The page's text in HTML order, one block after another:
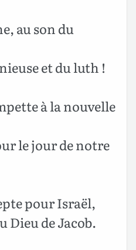
au son du
et du luth !
à la nouvelle
le jour de notre
pour Israël,
Dieu de Jacob.